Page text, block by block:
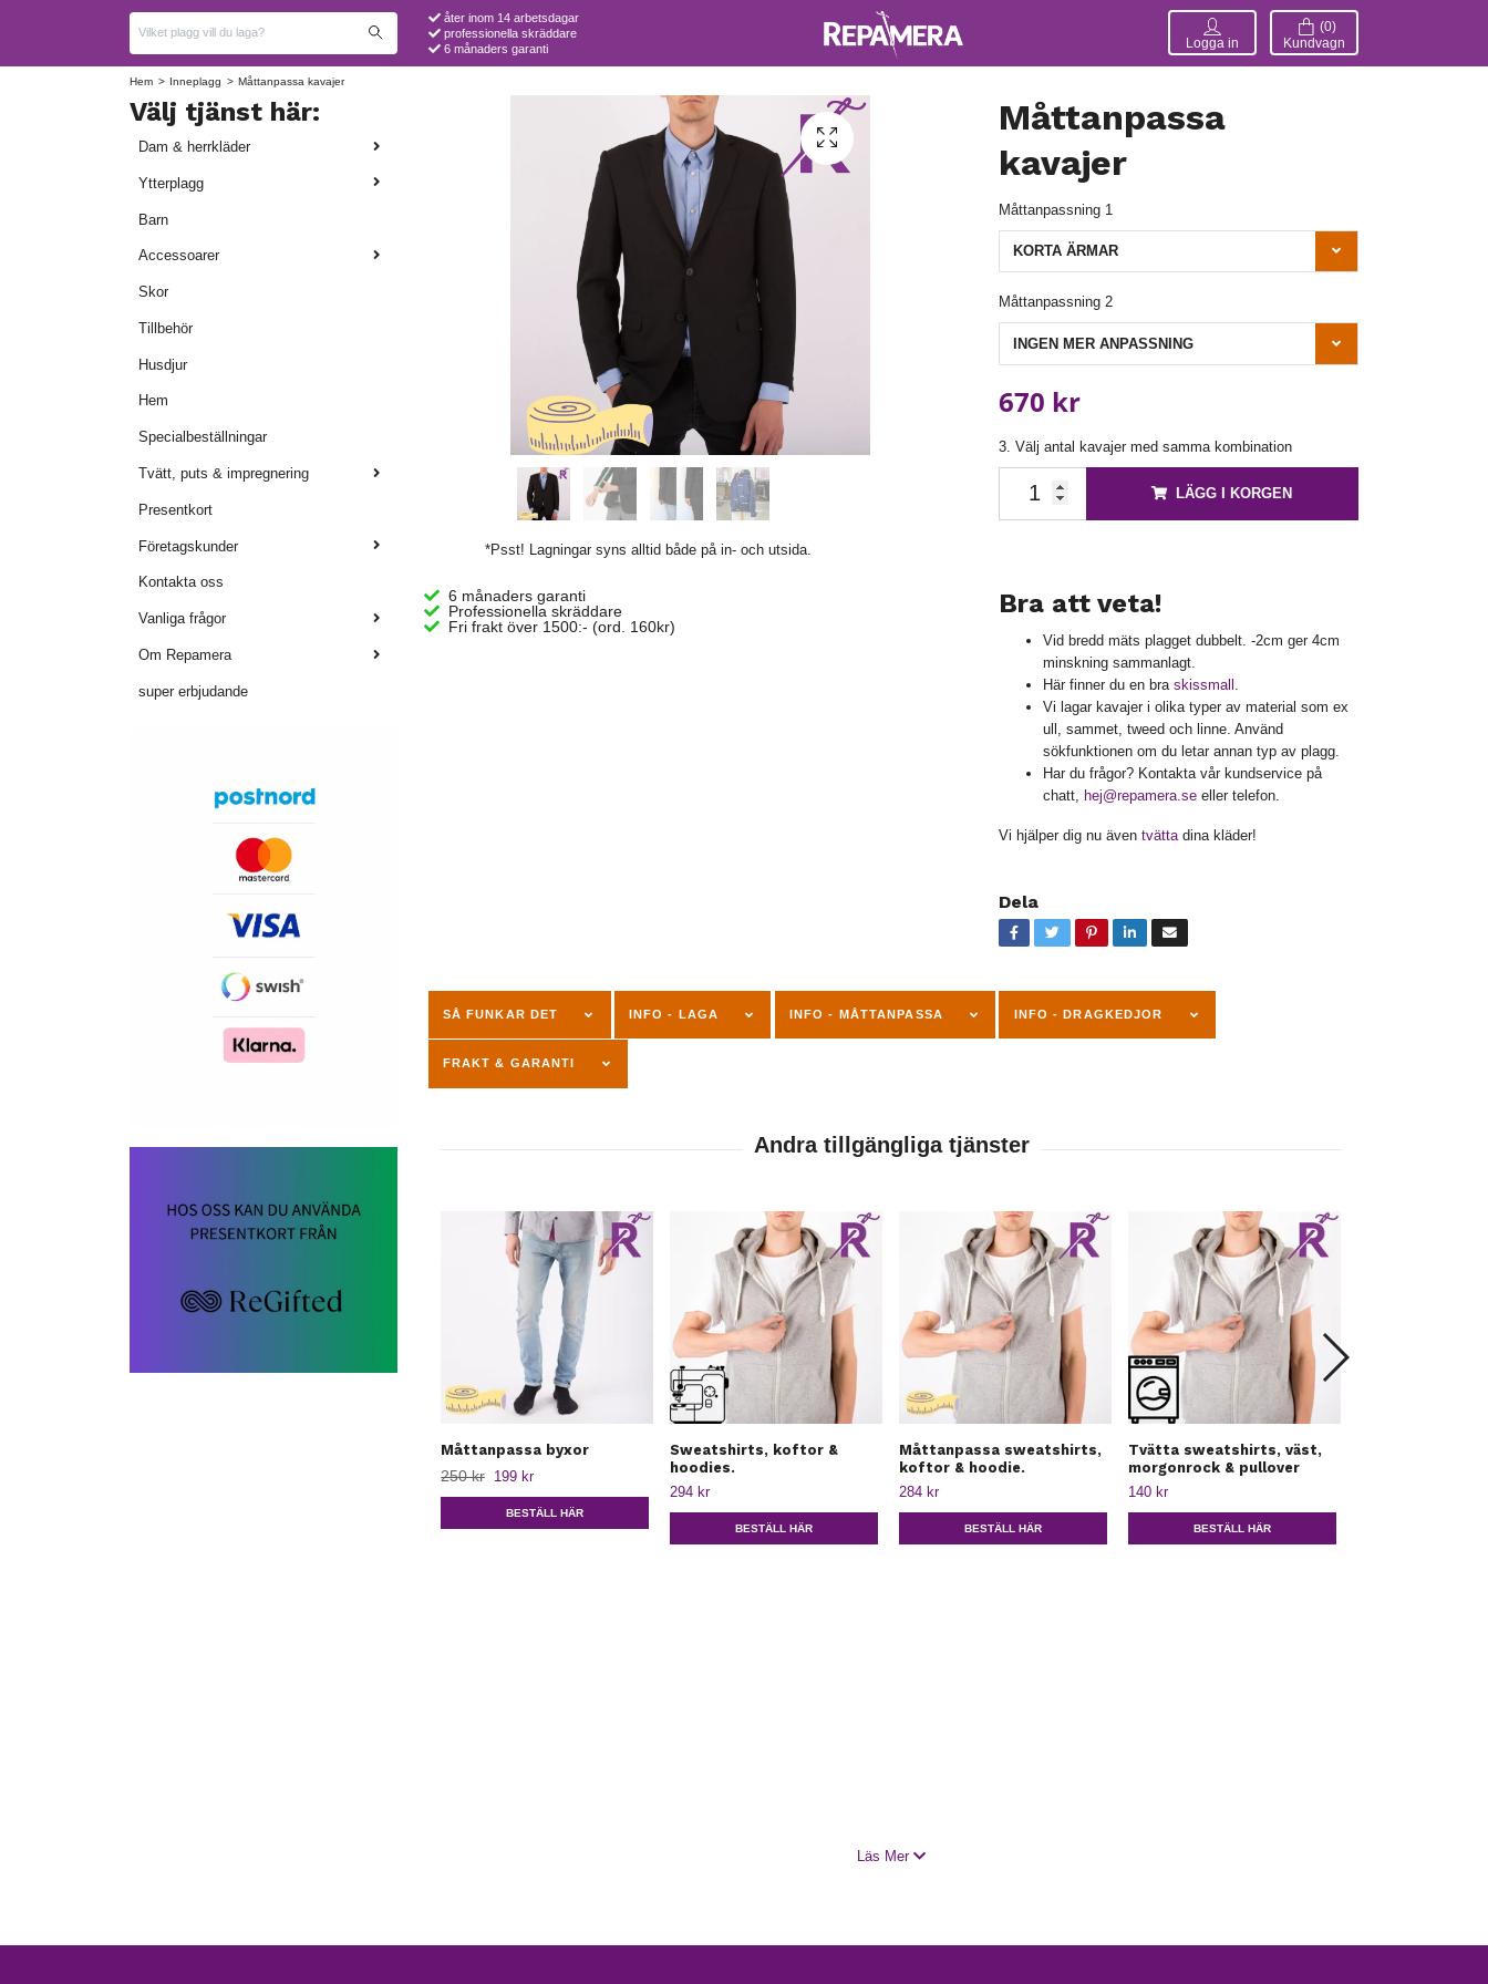
åter inom 14 arbetsdagar
professionella skräddare
6 månaders garanti
Logga in
(0)
Kundvagn
Hem Inneplagg Måttanpassa kavajer
Välj tjänst här:
Dam & herrkläder
Ytterplagg
Barn
Accessoarer
Skor
Tillbehör
Husdjur
Hem
Specialbeställningar
Tvätt, puts & impregnering
Presentkort
Företagskunder
Kontakta oss
Vanliga frågor
Om Repamera
super erbjudande
*Psst! Lagningar syns alltid både på in- och utsida.
6 månaders garanti
Professionella skräddare
Fri frakt över 1500:- (ord. 160kr)
Måttanpassa
kavajer
Måttanpassning 1
KORTA ÄRMAR
Måttanpassning 2
INGEN MER ANPASSNING
670 kr
3. Välj antal kavajer med samma kombination
LÄGG I KORGEN
Bra att veta!
Vid bredd mäts plagget dubbelt. -2cm ger 4cm
minskning sammanlagt.
Här finner du en bra skissmall
Vi lagar kavajer i olika typer av material som ex
ull, sammet, tweed och linne. Använd
sökfunktionen om du letar annan typ av plagg.
Har du frågor? Kontakta vår kundservice på
chatt,
hej@repamera.seeller telefon.
Vi hjälper dig nu även tvätta dina kläder!
Dela
SÅ FUNKAR DET INFO - LAGA INFO - MÅTTANPASSA INFO - DRAGKEDJOR
FRAKT & GARANTI
Måttanpassa byxor
250 kr 199 kr
BESTÄLL HÄR
Sweatshirts, koftor &
hoodies.
294 kr
BESTÄLL HÄR
Måttanpassa sweatshirts,
koftor & hoodie.
284 kr
BESTÄLL HÄR
Tvätta sweatshirts, väst,
morgonrock & pullover
140 kr
BESTÄLL HÄR
Läs Mer